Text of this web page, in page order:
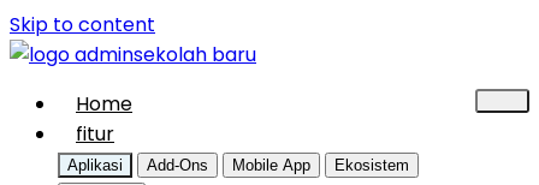
Skip to content
Home
fitur
Aplikasi Add-Ons Mobile App
Ekosistem